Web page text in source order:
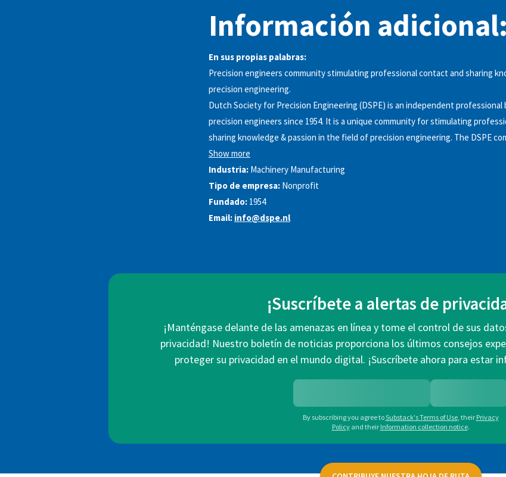
Información adicional:
En sus propias palabras:
Precision engineers community stimulating professional contact and sharing
precision engineering.
Dutch Society for Precision Engineering (DSPE) is an independent
precision engineers since 1954. It is a unique community for stimulating
sharing knowledge & passion in the field of precision engineering. The DSPE
Show more
Industria: Machinery Manufacturing
Tipo de empresa: Nonprofit
Fundado: 1954
Email: info@dspe.nl
¡Suscríbete a alertas de
¡Manténgase delante de las amenazas en línea y tome el control de sus
privacidad! Nuestro boletín de noticias proporciona los últimos consejos
proteger su privacidad en el mundo digital. ¡Suscríbete ahora para estar
By subscribing you agree toSubstack's Terms of Use, their Privacy
Policy and their Information collection notice.